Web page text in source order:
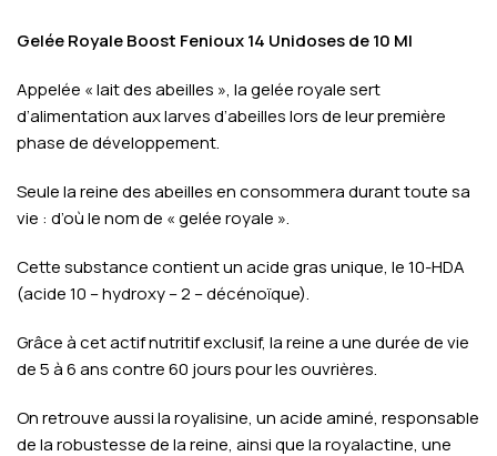
Gelée Royale Boost Fenioux 14 Unidoses de 10 Ml
Appelée « lait des abeilles », la gelée royale sert
d’alimentation aux larves d’abeilles lors de leur première
phase de développement.
Seule la reine des abeilles en consommera durant toute sa
vie : d’où le nom de « gelée royale ».
Cette substance contient un acide gras unique, le 10-HDA
(acide 10 – hydroxy – 2 – décénoïque).
Grâce à cet actif nutritif exclusif, la reine a une durée de vie
de 5 à 6 ans contre 60 jours pour les ouvrières.
On retrouve aussi la royalisine, un acide aminé, responsable
de la robustesse de la reine, ainsi que la royalactine, une